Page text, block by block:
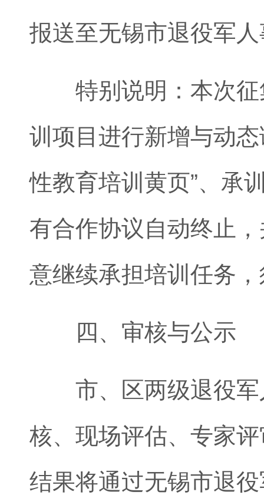
报送至无锡市退役军
特别说明：本次征
训项目进行新增与动
性教育培训黄页”、承
有合作协议自动终止
意继续承担培训任务
四、审核与公示
市、区两级退役军
核、现场评估、专家
结果将通过无锡市退